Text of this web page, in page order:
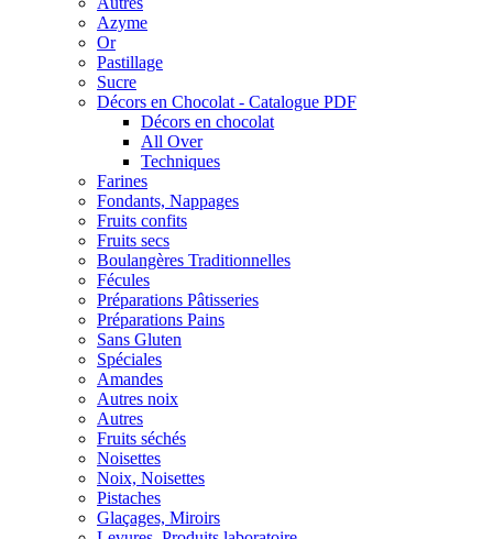
Azyme
Or
Pastillage
Sucre
Décors en Chocolat - Catalogue PDF
Décors en chocolat
All Over
Techniques
Farines
Fondants, Nappages
Fruits confits
Fruits secs
Boulangères Traditionnelles
Fécules
Préparations Pâtisseries
Préparations Pains
Sans Gluten
Spéciales
Amandes
Autres noix
Autres
Fruits séchés
Noisettes
Noix, Noisettes
Pistaches
Glaçages, Miroirs